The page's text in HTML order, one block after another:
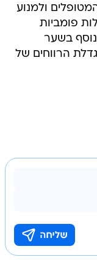
ולמנוע
פומביות
בשער
הרווחים של